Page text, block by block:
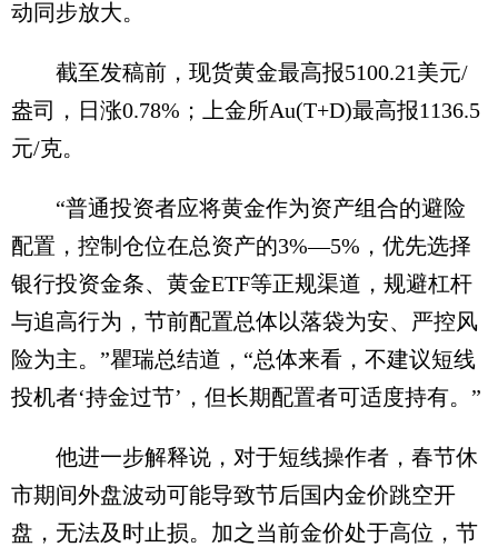
动同步放大。
截至发稿前，现货黄金最高报5100.21美元/
盎司，日涨0.78%；上金所Au(T+D)最高报1136.5
元/克。
“普通投资者应将黄金作为资产组合的避险
配置，控制仓位在总资产的3%—5%，优先选择
银行投资金条、黄金ETF等正规渠道，规避杠杆
与追高行为，节前配置总体以落袋为安、严控风
险为主。”瞿瑞总结道，“总体来看，不建议短线
投机者‘持金过节’，但长期配置者可适度持有。”
他进一步解释说，对于短线操作者，春节休
市期间外盘波动可能导致节后国内金价跳空开
盘，无法及时止损。加之当前金价处于高位，节